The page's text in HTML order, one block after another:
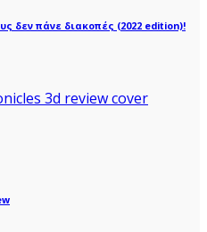
δεν πάνε διακοπές (2022 edition)!